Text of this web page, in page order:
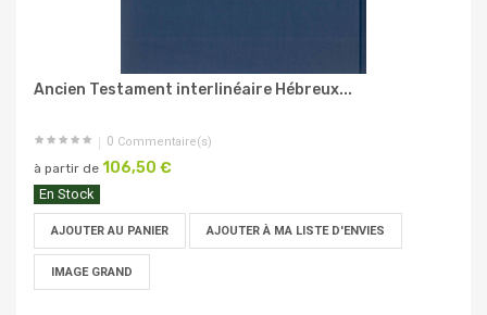
Ancien Testament interlinéaire Hébreux...
0 Commentaire(s)
à partir de 106,50 €
En Stock
AJOUTER AU PANIER AJOUTER À MA LISTE D'ENVIES
IMAGE GRAND